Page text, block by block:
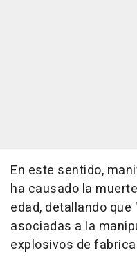
En este sentido,
ha causado la
edad, detallando
asociadas a la
explosivos de